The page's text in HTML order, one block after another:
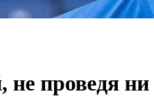
проведя